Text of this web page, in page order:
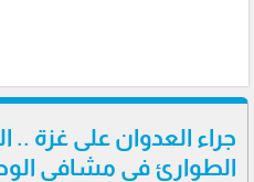
جراء العدوان على غزة ..
الطوارئ في مشافي